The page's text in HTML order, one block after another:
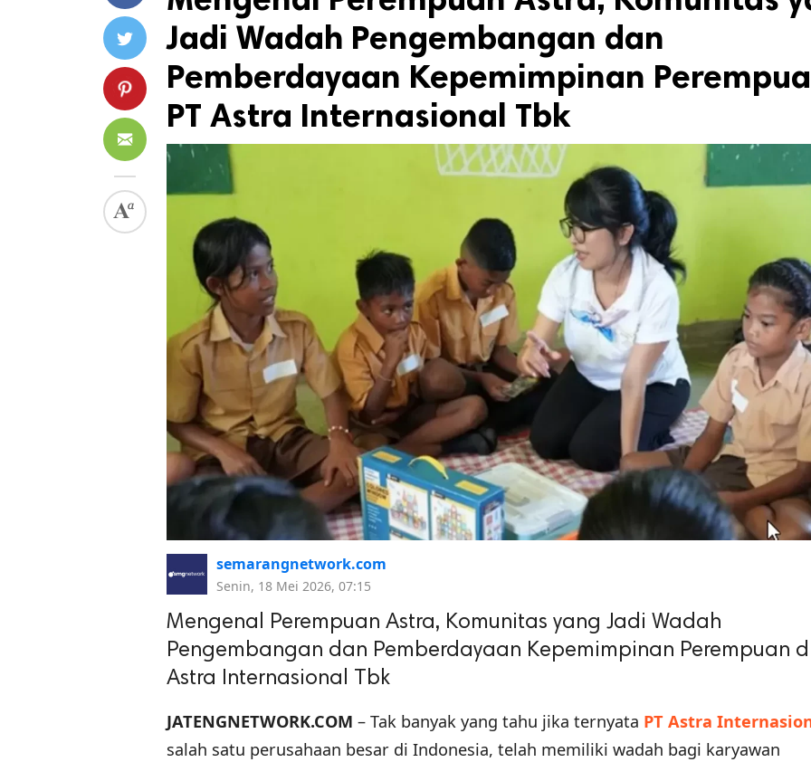
Jadi Wadah Pengembangan dan
Pemberdayaan Kepemimpinan
PT Astra Internasional Tbk
semarangnetwork.com
Senin, 18 Mei 2026, 07:15
Mengenal Perempuan Astra, Komunitas yang Jadi Wadah
Pengembangan dan Pemberdayaan Kepemimpinan Perempuan
Astra Internasional Tbk
JATENGNETWORK.COM – Tak banyak yang tahu jika ternyata PT Astra
salah satu perusahaan besar di Indonesia, telah memiliki wadah bagi karyawan